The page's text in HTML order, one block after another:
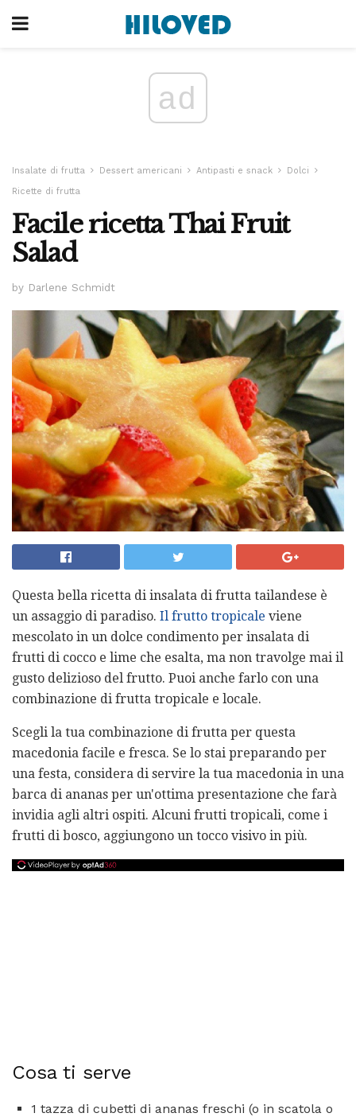
ad
Insalate di frutta Dessert americani Antipasti e snack
Dolci
Ricette di frutta
Facile ricetta Thai Fruit
Salad
by Darlene Schmidt
Questa bella ricetta di insalata di frutta tailandese è
un assaggio di paradiso. Il frutto tropicale viene
mescolato in un dolce condimento per insalata di
frutti di cocco e lime che esalta, ma non travolge mai il
gusto delizioso del frutto. Puoi anche farlo con una
combinazione di frutta tropicale e locale.
Scegli la tua combinazione di frutta per questa
macedonia facile e fresca. Se lo stai preparando per
una festa, considera di servire la tua macedonia in una
barca di ananas per un'ottima presentazione che farà
invidia agli altri ospiti. Alcuni frutti tropicali, come i
frutti di bosco, aggiungono un tocco visivo in più.
Cosa ti serve
1 tazza di cubetti di ananas freschi (o in scatola o